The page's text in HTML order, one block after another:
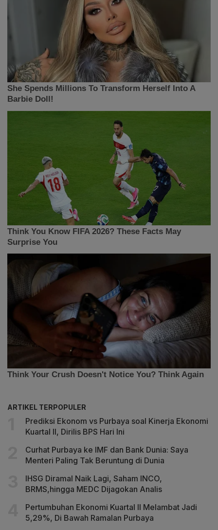
ARTIKEL TERPOPULER
Prediksi Ekonom vs Purbaya soal Kinerja Ekonomi
Kuartal II, Dirilis BPS Hari Ini
Curhat Purbaya ke IMF dan Bank Dunia: Saya
Menteri Paling Tak Beruntung di Dunia
IHSG Diramal Naik Lagi, Saham INCO,
BRMS,hingga MEDC Dijagokan Analis
Pertumbuhan Ekonomi Kuartal II Melambat Jadi
5,29%, Di Bawah Ramalan Purbaya